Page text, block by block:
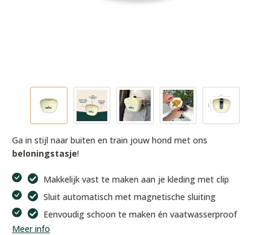
Ga in stijl naar buiten en train jouw hond met ons
beloningstasje!
Makkelijk vast te maken aan je kleding met clip
Sluit automatisch met magnetische sluiting
Eenvoudig schoon te maken én vaatwasserproof
Meer info